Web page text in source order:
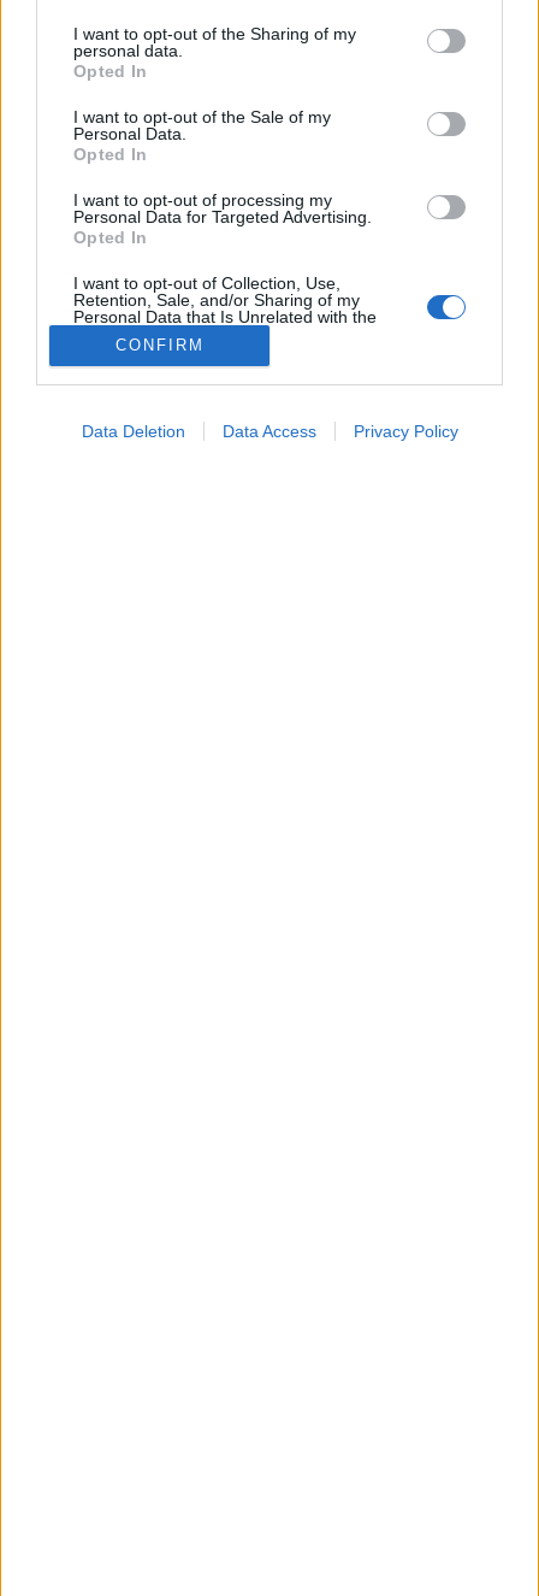
not limited to your visit or usage behaviour. You may click to
grant or deny consent to Google and its third-party tags to
use your data for below specified purposes in below Google
consent section.
I want to opt-out of the Sharing of my
personal data.
Opted In
I want to opt-out of the Sale of my
Personal Data.
Opted In
I want to opt-out of processing my
Personal Data for Targeted Advertising.
Opted In
I want to opt-out of Collection, Use,
Retention, Sale, and/or Sharing of my
Personal Data that Is Unrelated with the
Purposes for which it was collected.
Opted Out
CONFIRM
Data Deletion Data Access Privacy Policy
Életmód orvoslás